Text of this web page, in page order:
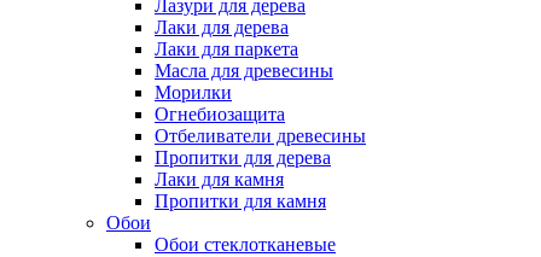
Лазури для дерева
Лаки для дерева
Лаки для паркета
Масла для древесины
Морилки
Огнебиозащита
Отбеливатели древесины
Пропитки для дерева
Лаки для камня
Пропитки для камня
Обои
Обои стеклотканевые